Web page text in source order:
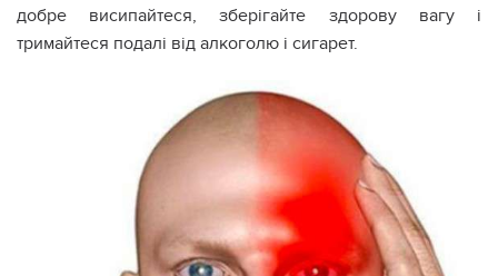
добре висипайтеся, зберігайте здорову вагу і
тримайтеся подалі від алкоголю і сигарет.